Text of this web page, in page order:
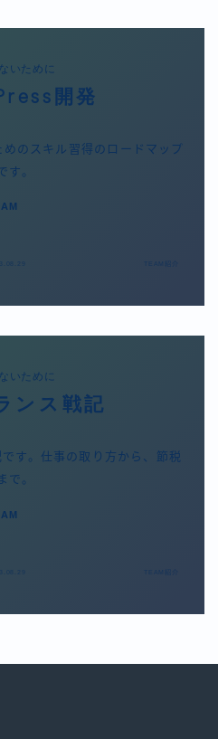
いために
開発
のスキル習得のロードマップ
す。
TEAM紹介
いために
ンス戦記
す。仕事の取り方から、節税
まで。
TEAM紹介